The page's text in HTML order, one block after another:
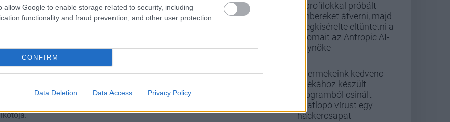
allow Google to enable storage related to security, including
functionality and fraud prevention, and other user protection.
CONFIRM
Data Deletion Data Access Privacy Policy
Bloom & Rage teszt – a
vége
Álprofilokkal próbált
embereket átverni, majd
megkísérelte eltüntetni a
nyomait az Antropic AI-
ügynöke
Gyermekeink kedvenc
játékához készült
programból csinált
adatlopó vírust egy
hackercsapat